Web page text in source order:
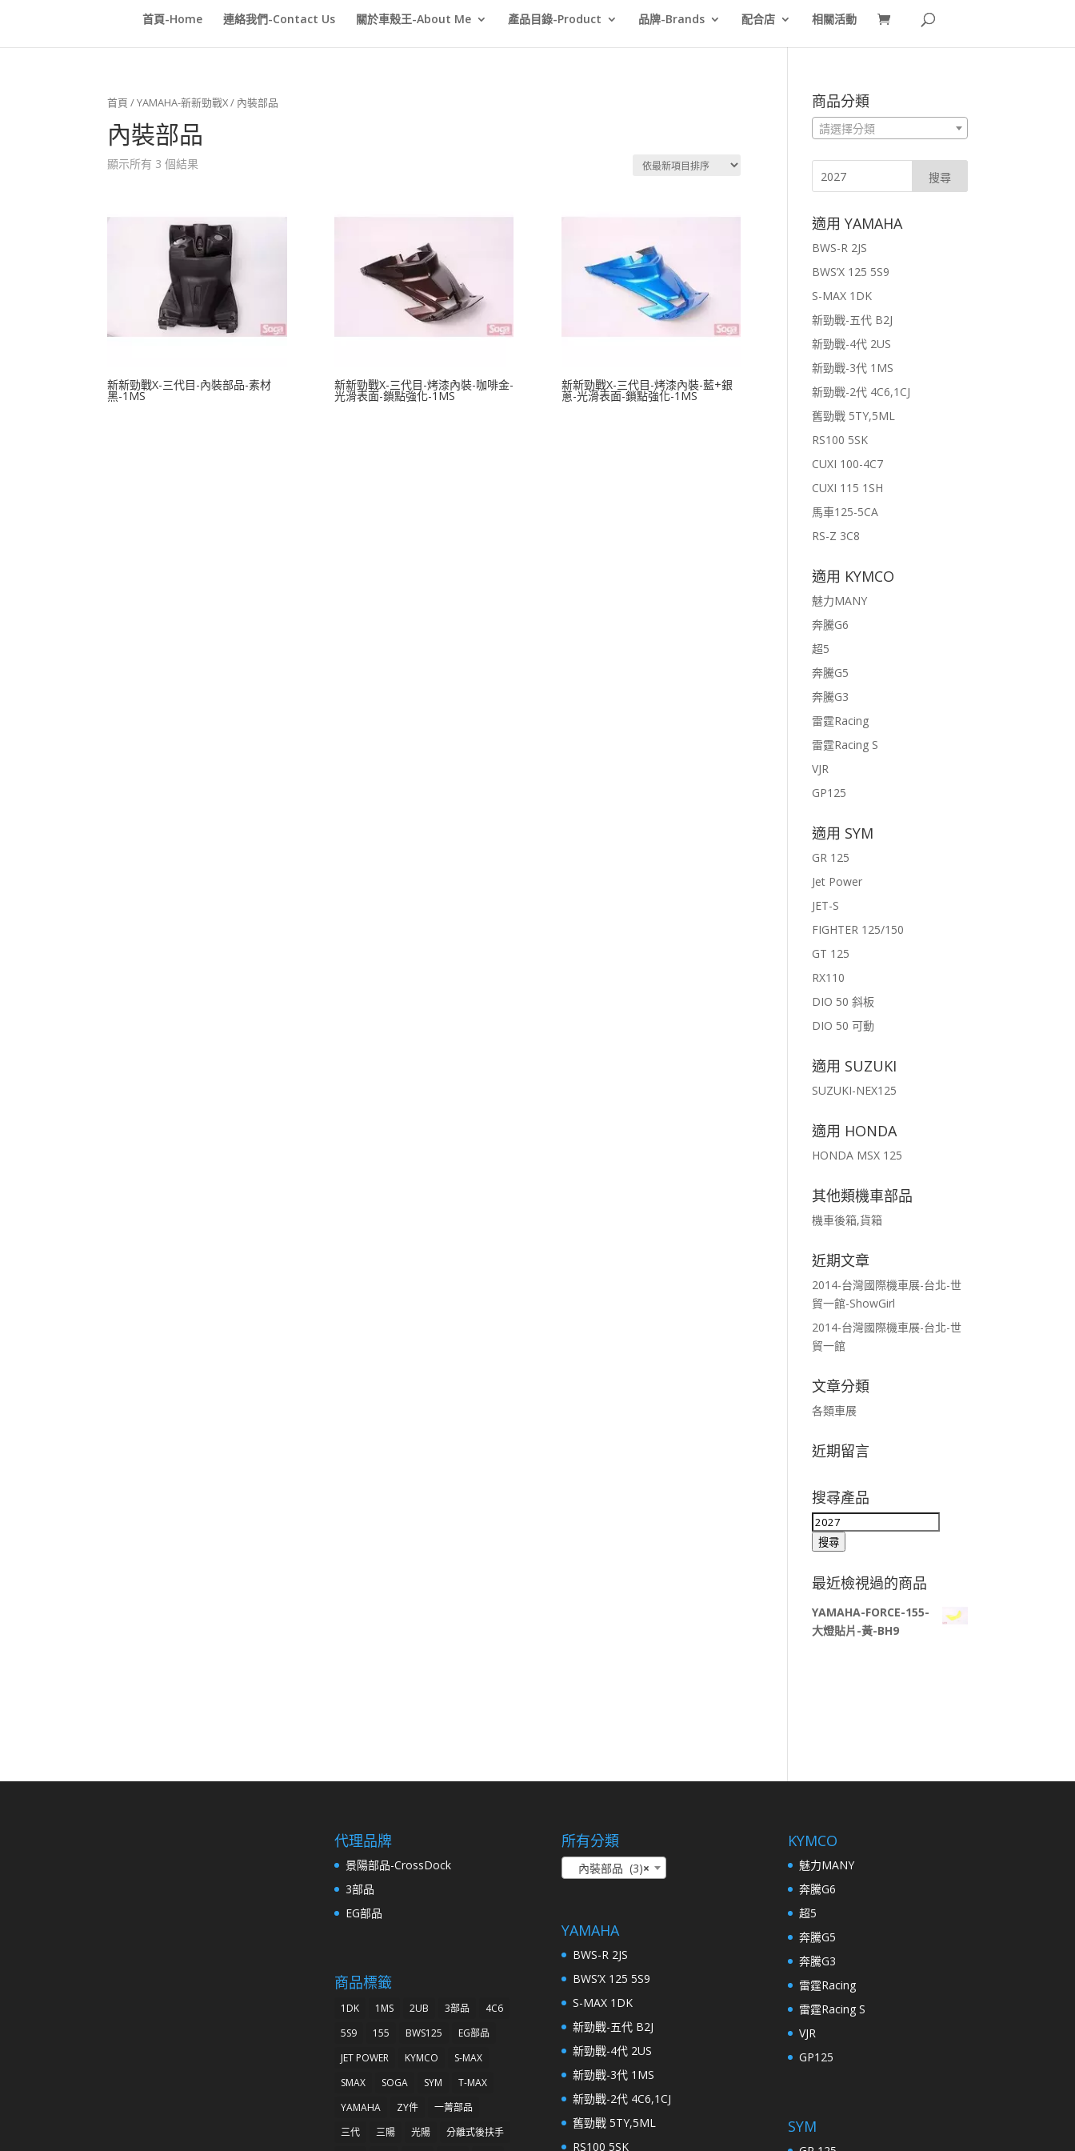
首頁-Home 連絡我們-Contact Us 關於車殼王-About Me 產品目錄-Product 品牌-Brands 配合店 相關活動
首頁 /YAMAHA-新新勁戰X/ 內裝部品
內裝部品
顯示所有 3 個結果
新新勁戰X-三代目-內裝部品-素材
黑-1MS
新新勁戰X-三代目-烤漆內裝-咖啡金-
光滑表面-鎖點強化-1MS
新新勁戰X-三代目-烤漆內裝-藍+銀
蔥-光滑表面-鎖點強化-1MS
商品分類
請選擇分類
適用 YAMAHA
BWS-R 2JS
BWS’X 125 5S9
S-MAX 1DK
新勁戰-五代 B2J
新勁戰-4代 2US
新勁戰-3代 1MS
新勁戰-2代 4C6,1CJ
舊勁戰 5TY,5ML
RS100 5SK
CUXI 100-4C7
CUXI 115 1SH
馬車125-5CA
RS-Z 3C8
適用 KYMCO
魅力MANY
奔騰G6
超5
奔騰G5
奔騰G3
雷霆Racing
雷霆Racing S
VJR
GP125
適用 SYM
GR 125
Jet Power
JET-S
FIGHTER 125/150
GT 125
RX110
DIO 50 斜板
DIO 50 可動
適用 SUZUKI
SUZUKI-NEX125
適用 HONDA
HONDA MSX 125
其他類機車部品
機車後箱,貨箱
近期文章
2014-台灣國際機車展-台北-世
貿一館-ShowGirl
2014-台灣國際機車展-台北-世
貿一館
文章分類
各類車展
近期留言
搜尋產品
搜
尋
鍵
字:
搜尋
最近檢視過的商品
YAMAHA-FORCE-155-
大燈貼片-黃-BH9
代理品牌
景陽部品-CrossDock
3部品
EG部品
商品標籤
1DK 1MS 2UB 3部品
4C6
5S9
155 BWS125
EG部品
JET POWER
KYMCO
S-MAX
SMAX
SOGA SYM
T-MAX
YAMAHA
ZY件
一菁部品
三代
三陽 光陽
分離式後扶手
所有分類
×
內裝部品 (3)
YAMAHA
BWS-R 2JS
BWS’X 125 5S9
S-MAX 1DK
新勁戰-五代 B2J
新勁戰-4代 2US
新勁戰-3代 1MS
新勁戰-2代 4C6,1CJ
舊勁戰 5TY,5ML
RS100 5SK
KYMCO
魅力MANY
奔騰G6
超5
奔騰G5
奔騰G3
雷霆Racing
雷霆Racing S
VJR
GP125
SYM